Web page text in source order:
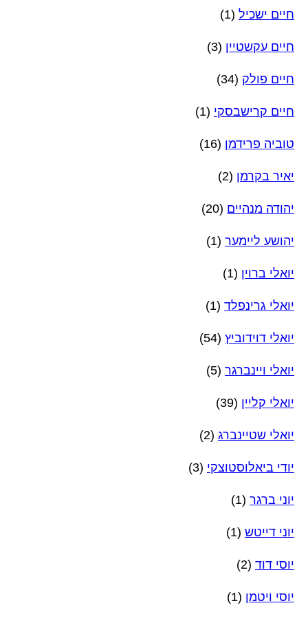
חיים ישכיל (1)
חיים עקשטיין (3)
חיים פולק (34)
חיים קרישבסקי (1)
טוביה פרידמן (16)
יאיר בקרמן (2)
יהודה מנהיים (20)
יהושע ליימער (1)
יואלי ברוין (1)
יואלי גרינפלד (1)
יואלי דוידוביץ (54)
יואלי ויינברגר (5)
יואלי קליין (39)
יואלי שטיינברג (2)
יודי ביאלוסטוצקי (3)
יוני ברגר (1)
יוני דייטש (1)
יוסי דוד (2)
יוסי ויטמן (1)